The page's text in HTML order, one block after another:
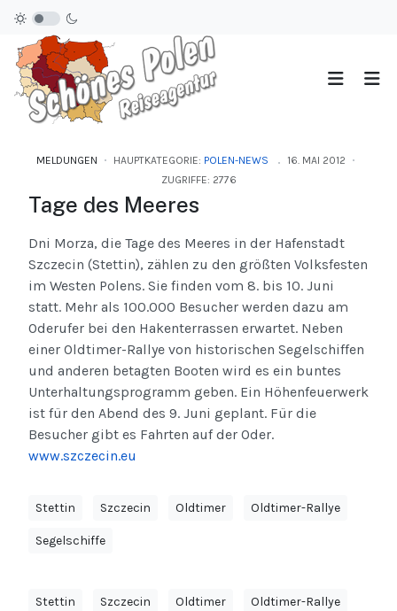
MELDUNGEN HAUPTKATEGORIE: POLEN-NEWS
16. MAI 2012
ZUGRIFFE: 2776
Tage des Meeres
Dni Morza, die Tage des Meeres in der Hafenstadt
Szczecin (Stettin), zählen zu den größten Volksfesten
im Westen Polens. Sie finden vom 8. bis 10. Juni
statt. Mehr als 100.000 Besucher werden dazu am
Oderufer bei den Hakenterrassen erwartet. Neben
einer Oldtimer-Rallye von historischen Segelschiffen
und anderen betagten Booten wird es ein buntes
Unterhaltungsprogramm geben. Ein Höhenfeuerwerk
ist für den Abend des 9. Juni geplant. Für die
Besucher gibt es Fahrten auf der Oder.
www.szczecin.eu
Stettin Szczecin Oldtimer Oldtimer-Rallye
Segelschiffe
Stettin Szczecin Oldtimer Oldtimer-Rallye